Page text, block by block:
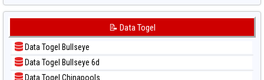
📊 Statistik Sydney Pools 6d
📊 Statistik Taipei
📊 Statistik Taiwan
📝 Pola Dasar Japan 6d
📝 Pola Dasar Kuda Lari
📝 Pola Dasar Magnum Cambodia
📝 Pola Dasar Nagoya
📝 Data Togel
Data Togel Bullseye
Data Togel Bullseye 6d
Data Togel Chinapools